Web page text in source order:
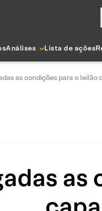
Análises Lista de ações
as condições para o leilão
as